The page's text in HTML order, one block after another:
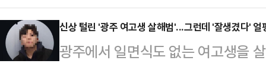
다”며 “마음에 들지 않는다. 완전
했다.양국은 앞서 1쪽짜리 종전 양
있었고, 이란 국영 IRNA통신이 이
분을 다시 6%대로 끌어올렸다. 아
되는 시점에서 글로벌 자금의 한국
다.11일 금융감독원 전자공시시스
신상 털린 '광주 여고생 살해범'...그런데 '잘생겼다' 얼
광주에서 일면식도 없는 여고생을